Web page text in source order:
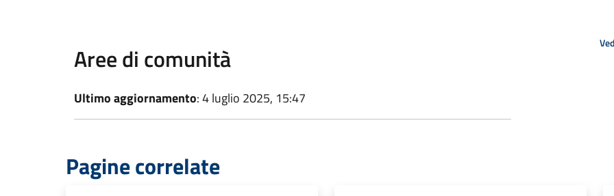
Aree di comunità
Ultimo aggiornamento: 4 luglio 2025, 15:47
Pagine correlate